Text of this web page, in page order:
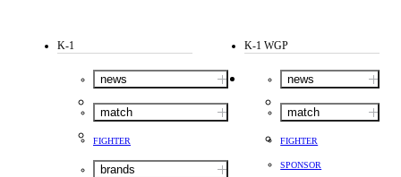
K-1
news
match
FIGHTER
brands
K-1 WGP
news
match
FIGHTER
SPONSOR